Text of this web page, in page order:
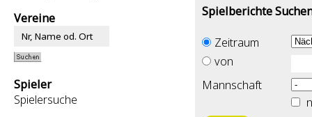
Vereine
Spieler
Spielersuche
Spielberichte
Zeitraum
von
Mannschaft